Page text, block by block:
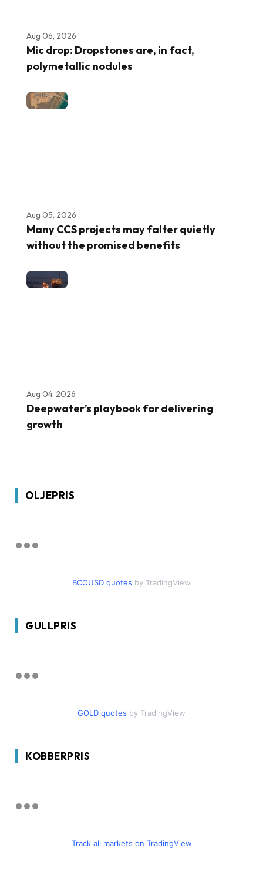
Aug 06, 2026
Mic drop: Dropstones are, in fact,
polymetallic nodules
Aug 05, 2026
Many CCS projects may falter quietly
without the promised benefits
Aug 04, 2026
Deepwater’s playbook for delivering
growth
OLJEPRIS
BCOUSD quotes by TradingView
GULLPRIS
GOLD quotes by TradingView
KOBBERPRIS
Track all markets on TradingView